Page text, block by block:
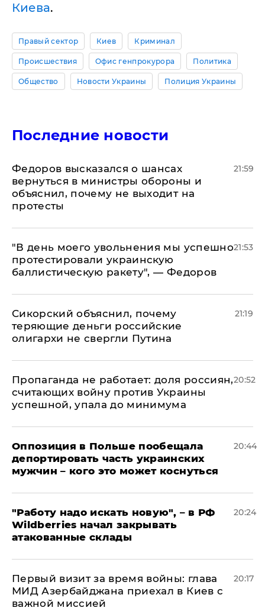
Киева.
Правый сектор Киев Криминал
Происшествия Офис генпрокурора Политика
Общество Новости Украины Полиция Украины
Последние новости
Федоров высказался о шансах
вернуться в министры обороны и
объяснил, почему не выходит на
протесты
21:59
​"В день моего увольнения мы успешно
протестировали украинскую
баллистическую ракету", — Федоров
21:53
Сикорский объяснил, почему
теряющие деньги российские
олигархи не свергли Путина
21:19
​Пропаганда не работает: доля россиян,
считающих войну против Украины
успешной, упала до минимума
20:52
Оппозиция в Польше пообещала
депортировать часть украинских
мужчин – кого это может коснуться
20:44
"Работу надо искать новую", – в РФ
Wildberries начал закрывать
атакованные склады
20:24
Первый визит за время войны: глава
МИД Азербайджана приехал в Киев с
важной миссией
20:17